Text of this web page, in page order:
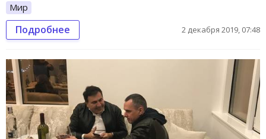
Мир
Подробнее 2 декабря 2019, 07:48